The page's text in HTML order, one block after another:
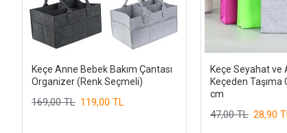
Keçe Anne Bebek Bakım Çantası
Organizer (Renk Seçmeli)
119,00 TL
169,00 TL
Keçe Seyahat ve
Keçeden Taşıma
cm
28,90
47,00 TL